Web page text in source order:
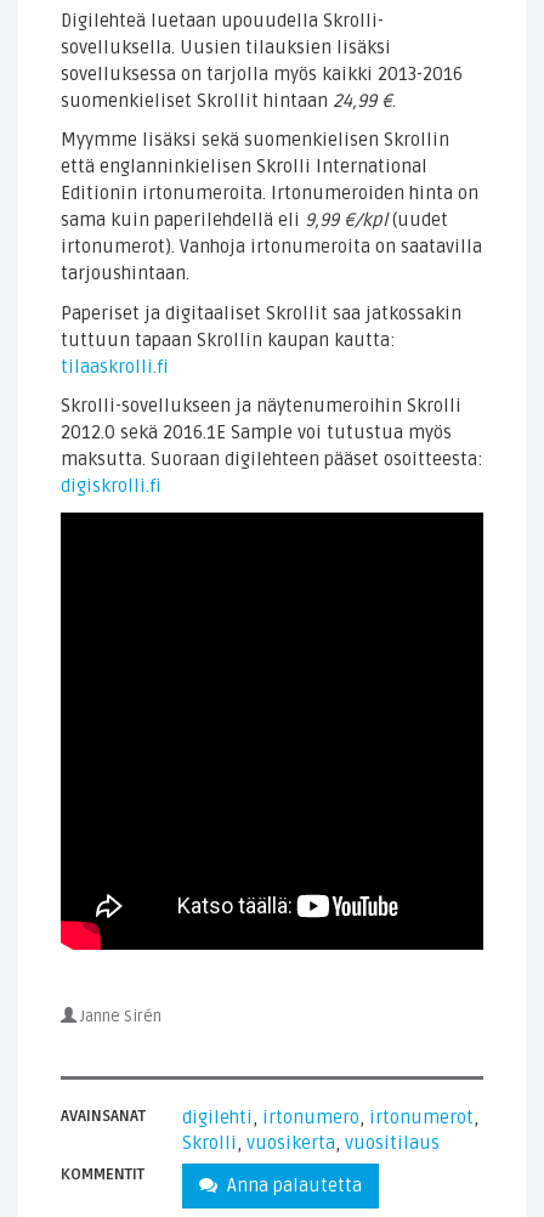
Digilehteä luetaan upouudella Skrolli-
sovelluksella. Uusien tilauksien lisäksi
sovelluksessa on tarjolla myös kaikki 2013-2016
suomenkieliset Skrollit hintaan 24,99 €.
Myymme lisäksi sekä suomenkielisen Skrollin
että englanninkielisen Skrolli International
Editionin irtonumeroita. Irtonumeroiden hinta on
sama kuin paperilehdellä eli 9,99 €/kpl(uudet
irtonumerot). Vanhoja irtonumeroita on saatavilla
tarjoushintaan.
Paperiset ja digitaaliset Skrollit saa jatkossakin
tuttuun tapaan Skrollin kaupan kautta:
tilaaskrolli.fi
Skrolli-sovellukseen ja näytenumeroihin Skrolli
2012.0 sekä 2016.1E Sample voi tutustua myös
maksutta. Suoraan digilehteen pääset osoitteesta:
digiskrolli.fi
Janne Sirén
AVAINSANAT digilehti, irtonumero, irtonumerot,
Skrolli, vuosikerta, vuositilaus
KOMMENTIT Anna palautetta